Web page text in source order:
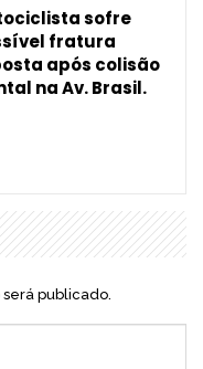
sofre
fratura
após colisão
na Av. Brasil.
publicado.